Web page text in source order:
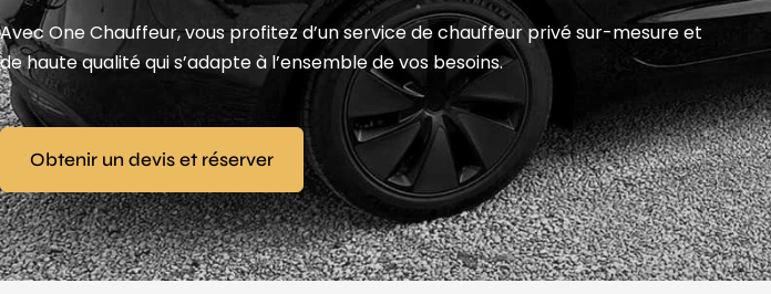
Avec One Chauffeur, vous profitez d’un service de chauffeur privé sur-mesure et
de haute qualité qui s’adapte à l’ensemble de vos besoins.
Obtenir un devis et réserver